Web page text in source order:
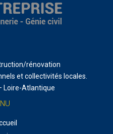
rénovation
et collectivités locales.
Loire-Atlantique